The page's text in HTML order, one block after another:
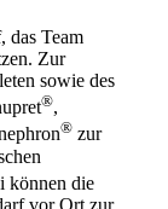
das Team
Zur
sowie des
®,
® zur
können die
vor Ort zur